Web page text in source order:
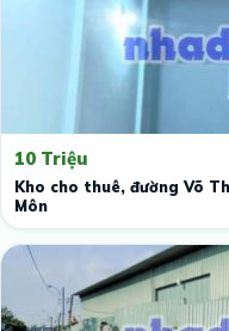
10 Triệu
Kho cho thuê, đường Võ
Môn